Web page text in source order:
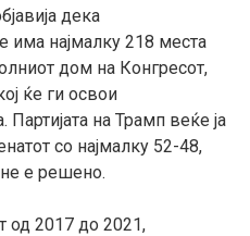
дека
има најмалку 218 места
дом на Конгресот,
ќе ги освои
Партијата на Трамп веќе ја
со најмалку 52-48,
е решено.
од 2017 до 2021,